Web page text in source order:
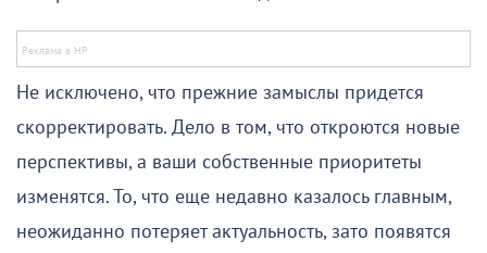
Не исключено, что прежние замыслы придется
скорректировать. Дело в том, что откроются новые
перспективы, а ваши собственные приоритеты
изменятся. То, что еще недавно казалось главным,
неожиданно потеряет актуальность, зато появятся